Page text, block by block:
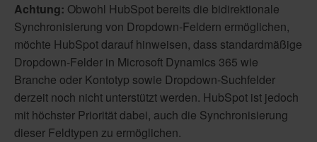
Achtung: Obwohl HubSpot bereits die bidirektionale
Synchronisierung von Dropdown-Feldern ermöglichen,
möchte HubSpot darauf hinweisen, dass standardmäßige
Dropdown-Felder in Microsoft Dynamics 365 wie
Branche oder Kontotyp sowie Dropdown-Suchfelder
derzeit noch nicht unterstützt werden. HubSpot ist jedoch
mit höchster Priorität dabei, auch die Synchronisierung
dieser Feldtypen zu ermöglichen.